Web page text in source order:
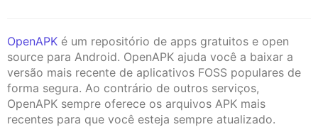
OpenAPK é um repositório de apps gratuitos e open
source para Android. OpenAPK ajuda você a baixar a
versão mais recente de aplicativos FOSS populares de
forma segura. Ao contrário de outros serviços,
OpenAPK sempre oferece os arquivos APK mais
recentes para que você esteja sempre atualizado.